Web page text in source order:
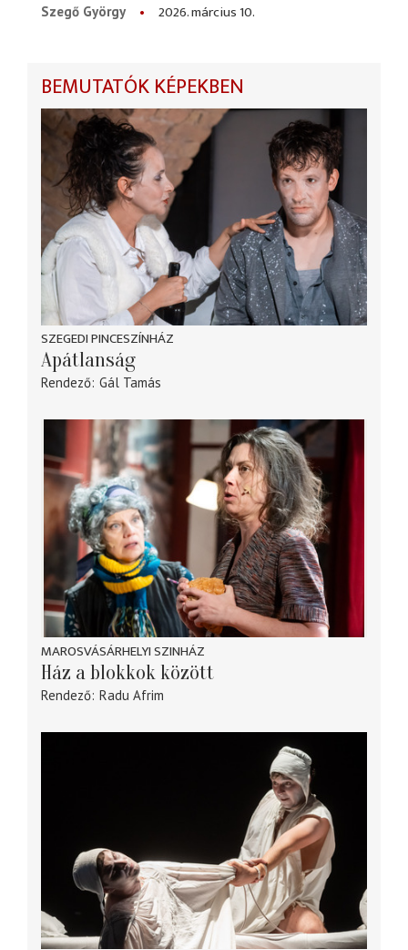
Szegő György
2026. március 10.
BEMUTATÓK KÉPEKBEN
SZEGEDI PINCESZÍNHÁZ
Apátlanság
Rendező Gál Tamás
MAROSVÁSÁRHELYI SZINHÁZ
Ház a blokkok között
Rendező Radu Afrim